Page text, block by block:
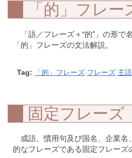
「的」フレー
「語／フレーズ＋“的”」の形
「的」フレーズの文法解説。
Tag: 「的」フレーズ フレーズ 主語
固定フレーズ
成語、慣用句及び国名、企業名
的なフレーズである固定フレーズ